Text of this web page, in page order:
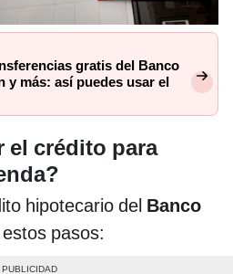
gratis del Banco
y más: así puedes usar el
el crédito para
hipotecario del Banco
pasos: